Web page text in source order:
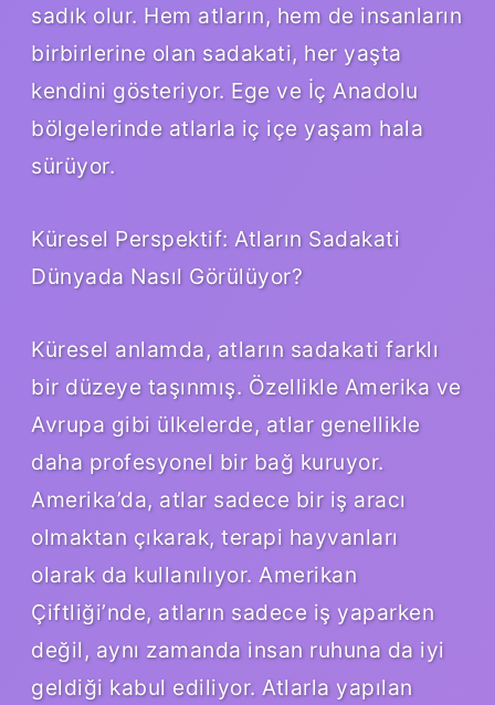
sadık olur. Hem atların, hem de insanların
birbirlerine olan sadakati, her yaşta
kendini gösteriyor. Ege ve İç Anadolu
bölgelerinde atlarla iç içe yaşam hala
sürüyor.
Küresel Perspektif: Atların Sadakati
Dünyada Nasıl Görülüyor?
Küresel anlamda, atların sadakati farklı
bir düzeye taşınmış. Özellikle Amerika ve
Avrupa gibi ülkelerde, atlar genellikle
daha profesyonel bir bağ kuruyor.
Amerika’da, atlar sadece bir iş aracı
olmaktan çıkarak, terapi hayvanları
olarak da kullanılıyor. Amerikan
Çiftliği’nde, atların sadece iş yaparken
değil, aynı zamanda insan ruhuna da iyi
geldiği kabul ediliyor. Atlarla yapılan